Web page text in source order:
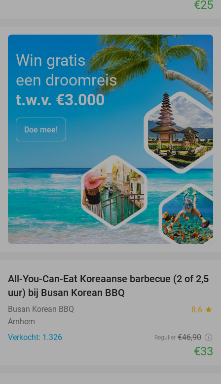
€25
Win gratis
een droomreis
t.w.v. €3.000
Doe mee!
30%
All-You-Can-Eat Koreaanse barbecue (2 of 2,5
uur) bij Busan Korean BBQ
Busan Korean BBQ 8.6 star
Arnhem
Verkocht: 1.326
Regulier €46,90
€33